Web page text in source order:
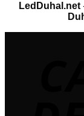
LedDuhal.net